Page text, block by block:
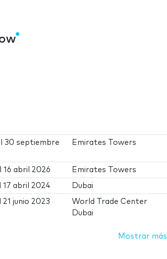
30 septiembre
Emirates Towers
16 abril 2026 Emirates Towers
17 abril 2024 Dubai
21 junio 2023
World Trade Center
Dubai
Mostrar más